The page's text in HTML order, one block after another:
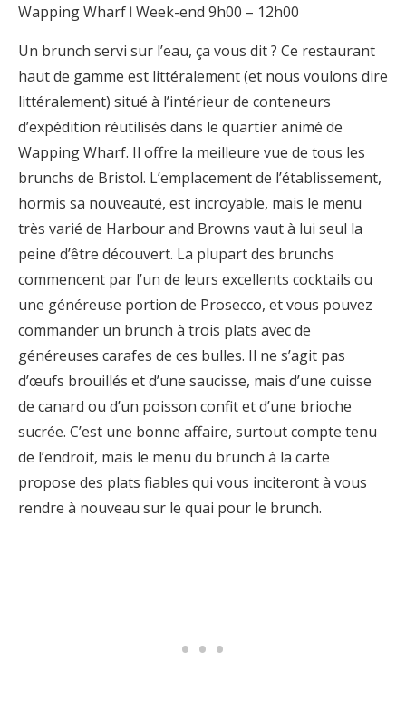
Wapping Wharf ꘡ Week-end 9h00 – 12h00
Un brunch servi sur l’eau, ça vous dit ? Ce restaurant
haut de gamme est littéralement (et nous voulons dire
littéralement) situé à l’intérieur de conteneurs
d’expédition réutilisés dans le quartier animé de
Wapping Wharf. Il offre la meilleure vue de tous les
brunchs de Bristol. L’emplacement de l’établissement,
hormis sa nouveauté, est incroyable, mais le menu
très varié de Harbour and Browns vaut à lui seul la
peine d’être découvert. La plupart des brunchs
commencent par l’un de leurs excellents cocktails ou
une généreuse portion de Prosecco, et vous pouvez
commander un brunch à trois plats avec de
généreuses carafes de ces bulles. Il ne s’agit pas
d’œufs brouillés et d’une saucisse, mais d’une cuisse
de canard ou d’un poisson confit et d’une brioche
sucrée. C’est une bonne affaire, surtout compte tenu
de l’endroit, mais le menu du brunch à la carte
propose des plats fiables qui vous inciteront à vous
rendre à nouveau sur le quai pour le brunch.